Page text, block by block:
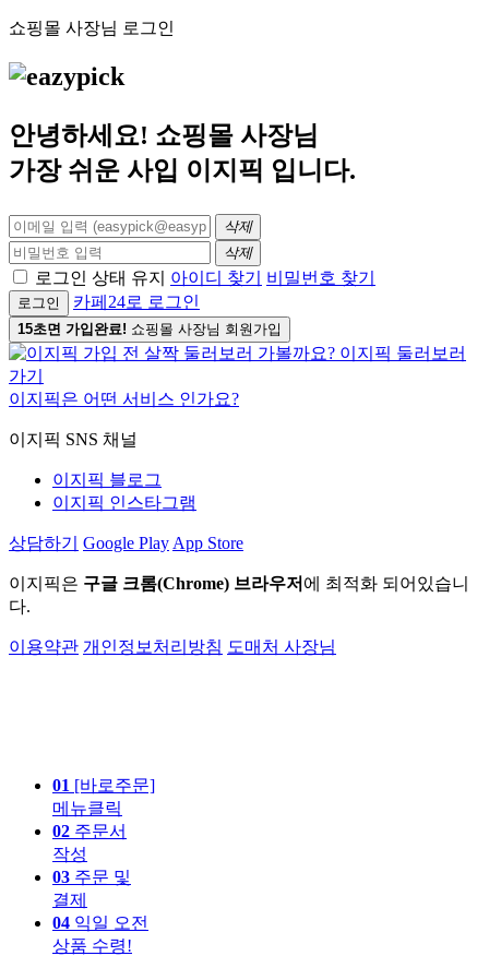
쇼핑몰 사장님 로그인
안녕하세요! 쇼핑몰 사장님
가장 쉬운 사입 이지픽 입니다.
삭제
삭제
로그인 상태 유지 아이디 찾기 비밀번호 찾기
로그인 카페24로 로그인
15초면 가입완료! 쇼핑몰 사장님 회원가입
이지픽은 어떤 서비스 인가요?
이지픽 SNS 채널
이지픽 블로그
이지픽 인스타그램
상담하기 Google Play App Store
이지픽은 구글 크롬(Chrome) 브라우저 에 최적화 되어있습니
다.
이용약관 개인정보처리방침 도매처 사장님
01 [바로주문]
메뉴클릭
02 주문서
작성
03 주문 및
결제
04 익일 오전
상품 수령!